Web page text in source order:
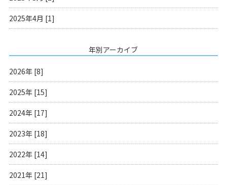
2025年4月 [1]
年別アーカイブ
2026年 [8]
2025年 [15]
2024年 [17]
2023年 [18]
2022年 [14]
2021年 [21]